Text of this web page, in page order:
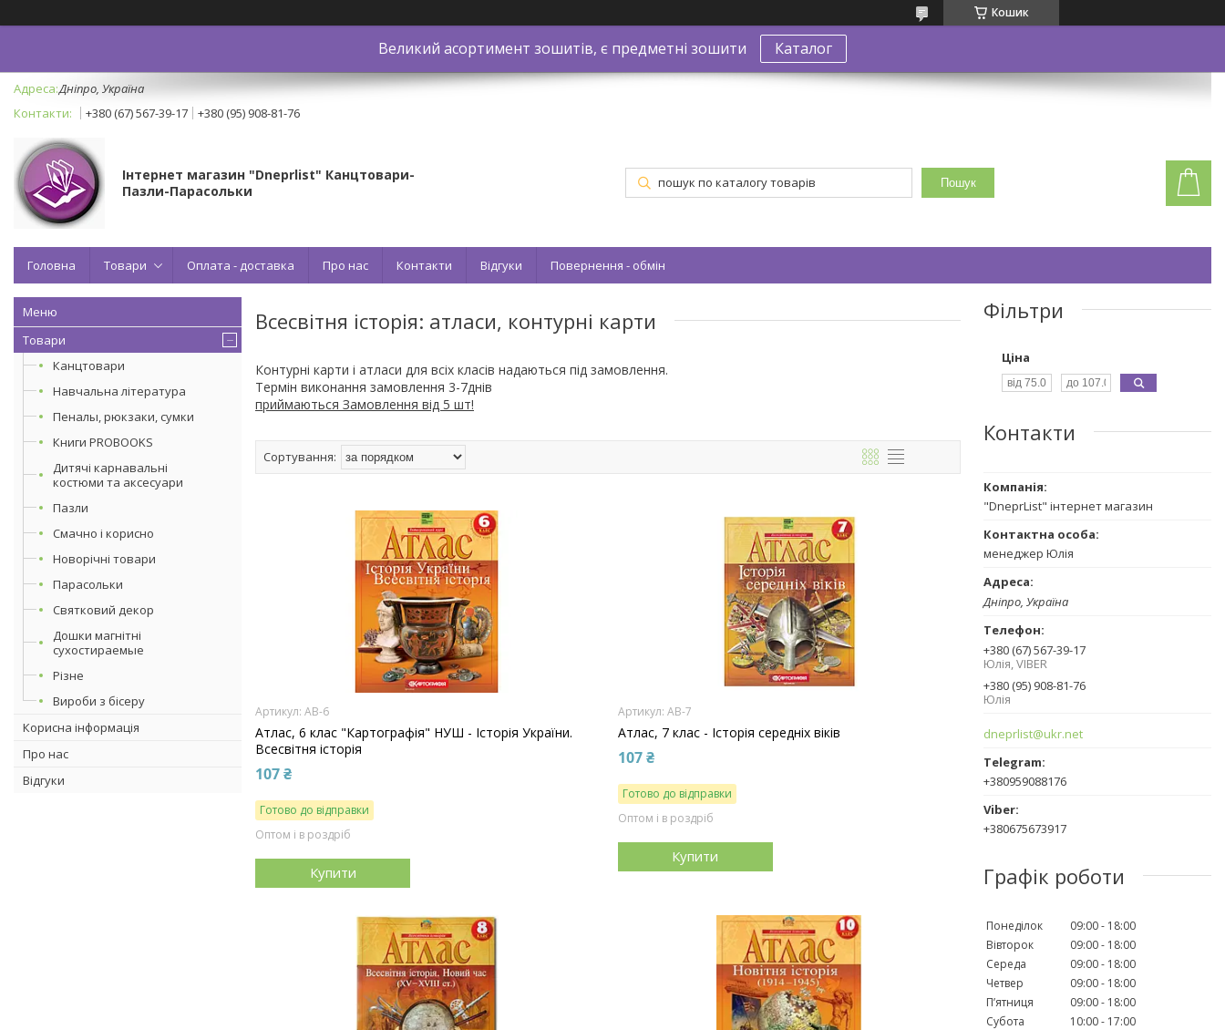
Кошик
Великий асортимент зошитів, є предметні зошити Каталог
Дніпро, Україна
+380 (67) 567-39-17
+380 (95) 908-81-76
Інтернет магазин "Dneprlist" Канцтовари-
Пазли-Парасольки
Пошук
Головна Товари Оплата - доставка Про нас Контакти Відгуки Повернення - обмін
Товари
Канцтовари
Навчальна література
Пеналы, рюкзаки, сумки
Книги PROBOOKS
Дитячі карнавальні
костюми та аксесуари
Пазли
Смачно і корисно
Новорічні товари
Парасольки
Святковий декор
Дошки магнітні
сухостираемые
Різне
Вироби з бісеру
Корисна інформація
Про нас
Відгуки
Всесвітня історія: атласи, контурні карти
Контурні карти і атласи для всіх класів надаються під замовлення.
Термін виконання замовлення 3-7днів
приймаються Замовлення від 5 шт!
АВ-6
Атлас, 6 клас "Картографія" НУШ - Історія України.
Всесвітня історія
107 ₴
Готово до відправки
Оптом і в роздріб
Купити
АВ-7
Атлас, 7 клас - Історія середніх віків
107 ₴
Готово до відправки
Оптом і в роздріб
Купити
Фільтри
Ціна
Контакти
"DneprList" інтернет магазин
менеджер Юлія
Дніпро, Україна
+380 (67) 567-39-17
Юлія, VIBER
+380 (95) 908-81-76
Юлія
dneprlist@ukr.net
+380959088176
+380675673917
Графік роботи
Понеділок 09:00
18:00
Вівторок
09:00
18:00
Середа
09:00
18:00
Четвер
09:00
18:00
Пʼятниця
09:00
18:00
Субота
10:00
17:00